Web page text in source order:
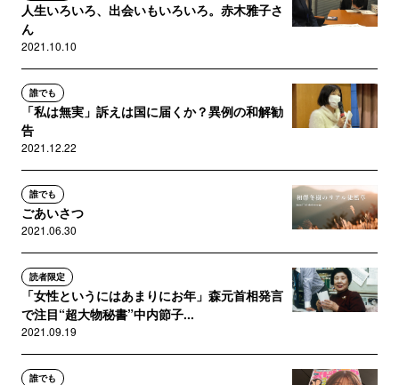
人生いろいろ、出会いもいろいろ。赤木雅子さ
ん
2021.10.10
誰でも
「私は無実」訴えは国に届くか？異例の和解勧
告
2021.12.22
誰でも
ごあいさつ
2021.06.30
読者限定
「女性というにはあまりにお年」森元首相発言
で注目“超大物秘書”中内節子...
2021.09.19
誰でも